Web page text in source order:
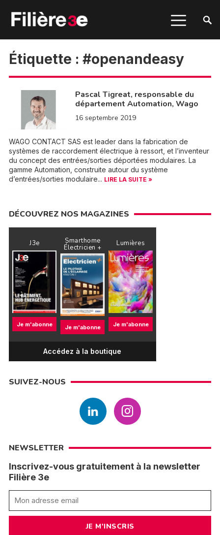
Étiquette : #openandeasy
Pascal Tigreat, responsable du
département Automation, Wago
16 septembre 2019
WAGO CONTACT SAS est leader dans la fabrication de
systèmes de raccordement électrique à ressort, et l’inventeur
du concept des entrées/sorties déportées modulaires. La
gamme Automation, construite autour du système
d’entrées/sorties modulaire... LIRE LA SUITE »
DÉCOUVREZ NOS MAGAZINES
J3e
Je m'abonne
Smarthome
Électricien +
Je m'abonne
Lumières
Je m'abonne
Accédez à la boutique
SUIVEZ-NOUS
NEWSLETTER
Inscrivez-vous gratuitement à la newsletter
Filière 3e